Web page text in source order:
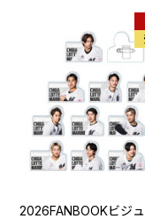
2026FANBOOKビジ